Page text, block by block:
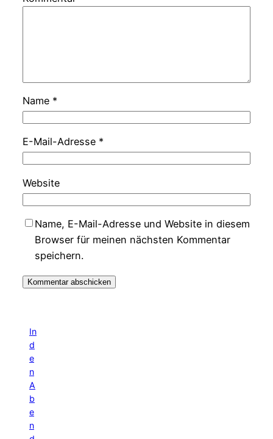
Name *
E-Mail-Adresse *
Website
Name, E-Mail-Adresse und Website in diesem
Browser für meinen nächsten Kommentar
speichern.
In
d
e
n
A
b
e
n